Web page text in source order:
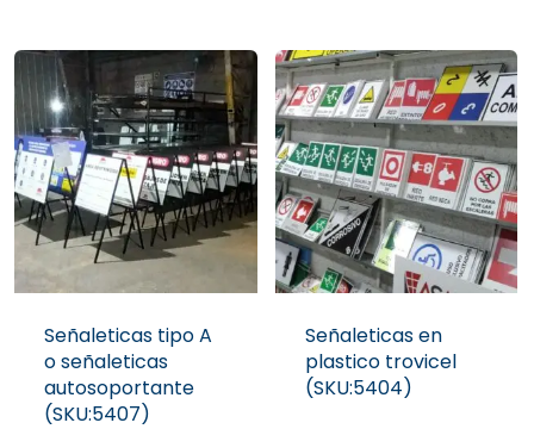
Señaleticas tipo A
o señaleticas
autosoportante
(SKU:5407)
Señaleticas en
plastico trovicel
(SKU:5404)